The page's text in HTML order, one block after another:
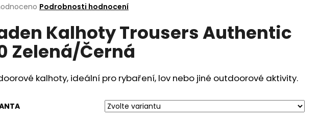
Podrobnosti hodnocení
Kalhoty Trousers Authentic
Zelená/Černá
kalhoty, ideální pro rybaření, lov nebo jiné outdoorové aktivity.